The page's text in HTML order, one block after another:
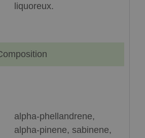
liquoreux.
alpha-phellandrene,
alpha-pinene, sabinene,